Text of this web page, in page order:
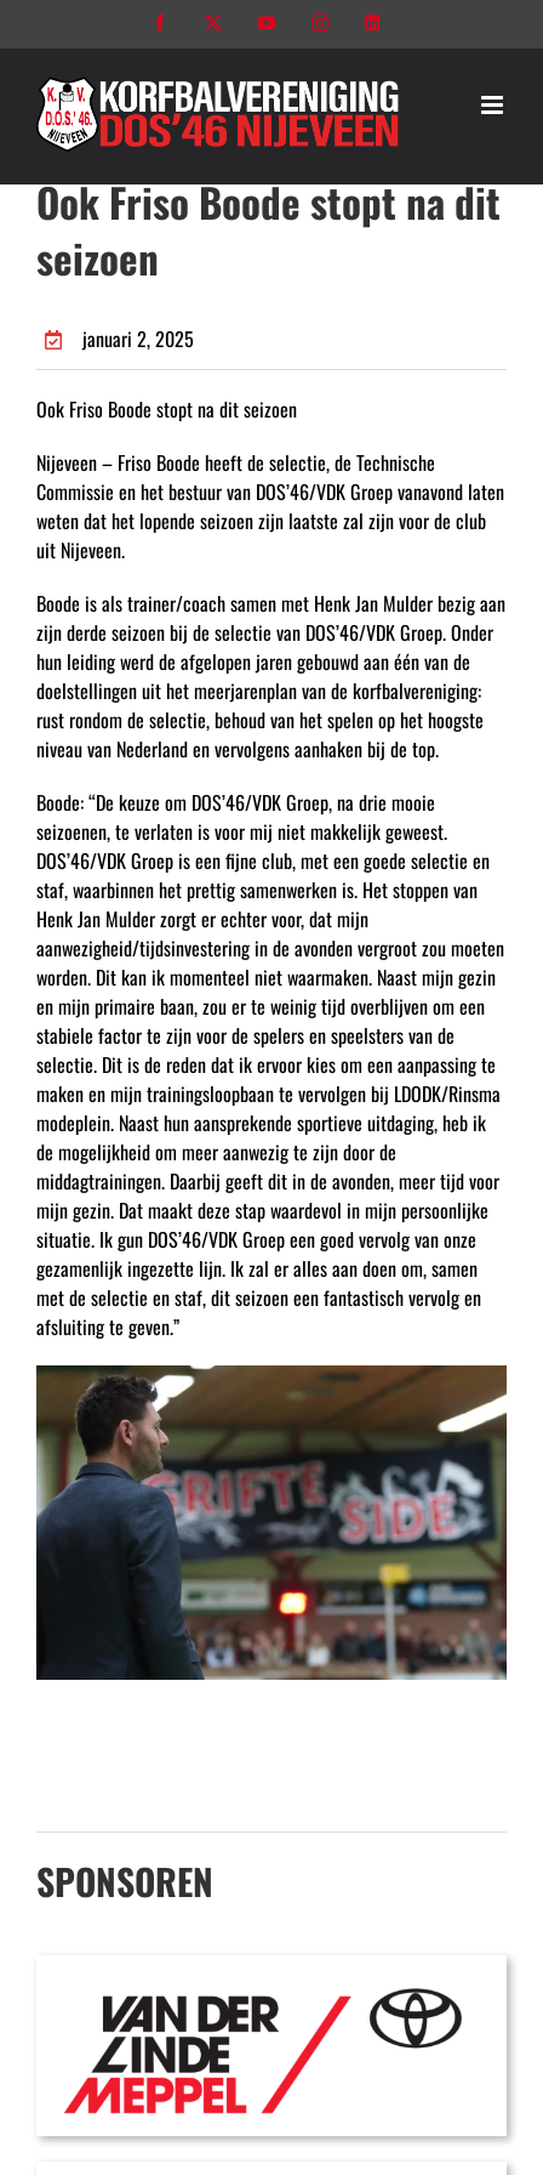
naar
Facebook YouTubeInstagram
Ook Friso Boode stopt na dit
seizoen
januari 2, 2025
Ook Friso Boode stopt na dit seizoen
Nijeveen – Friso Boode heeft de selectie, de Technische
Commissie en het bestuur van DOS’46/VDK Groep vanavond laten
weten dat het lopende seizoen zijn laatste zal zijn voor de club
uit Nijeveen.
Boode is als trainer/coach samen met Henk Jan Mulder bezig aan
zijn derde seizoen bij de selectie van DOS’46/VDK Groep. Onder
hun leiding werd de afgelopen jaren gebouwd aan één van de
doelstellingen uit het meerjarenplan van de korfbalvereniging:
rust rondom de selectie, behoud van het spelen op het hoogste
niveau van Nederland en vervolgens aanhaken bij de top.
Boode: “De keuze om DOS’46/VDK Groep, na drie mooie
seizoenen, te verlaten is voor mij niet makkelijk geweest.
DOS’46/VDK Groep is een fijne club, met een goede selectie en
staf, waarbinnen het prettig samenwerken is. Het stoppen van
Henk Jan Mulder zorgt er echter voor, dat mijn
aanwezigheid/tijdsinvestering in de avonden vergroot zou moeten
worden. Dit kan ik momenteel niet waarmaken. Naast mijn gezin
en mijn primaire baan, zou er te weinig tijd overblijven om een
stabiele factor te zijn voor de spelers en speelsters van de
selectie. Dit is de reden dat ik ervoor kies om een aanpassing te
maken en mijn trainingsloopbaan te vervolgen bij LDODK/Rinsma
modeplein. Naast hun aansprekende sportieve uitdaging, heb ik
de mogelijkheid om meer aanwezig te zijn door de
middagtrainingen. Daarbij geeft dit in de avonden, meer tijd voor
mijn gezin. Dat maakt deze stap waardevol in mijn persoonlijke
situatie. Ik gun DOS’46/VDK Groep een goed vervolg van onze
gezamenlijk ingezette lijn. Ik zal er alles aan doen om, samen
met de selectie en staf, dit seizoen een fantastisch vervolg en
afsluiting te geven.”
SPONSOREN